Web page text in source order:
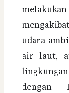
udara
air laut,
dengan